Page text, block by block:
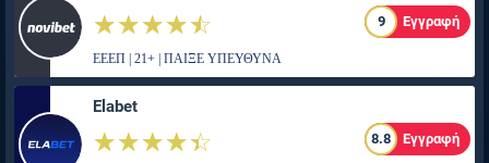
☆☆☆☆☆
★★★★★ 9 Εγγραφή
ΕΕΕΠ | 21+ | ΠΑΙΞΕ ΥΠΕΥΘΥΝΑ
Elabet
☆☆☆☆☆
★★★★★ 8.8 Εγγραφή